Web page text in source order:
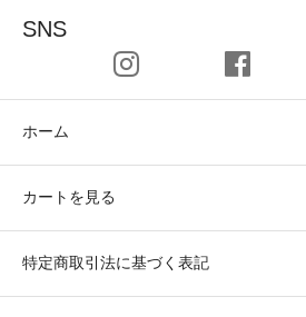
SNS
ホーム
カートを見る
特定商取引法に基づく表記